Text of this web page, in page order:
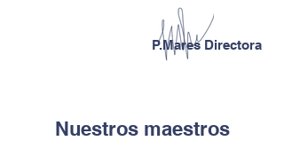
P.Mares Directora
Nuestros maestros